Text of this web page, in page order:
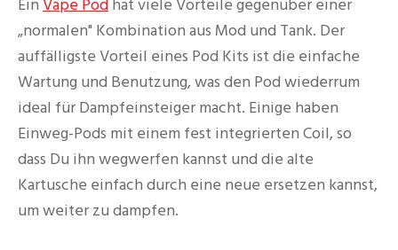
Ein Vape Pod hat viele Vorteile gegenüber einer
„normalen" Kombination aus Mod und Tank. Der
auffälligste Vorteil eines Pod Kits ist die einfache
Wartung und Benutzung, was den Pod wiederrum
ideal für Dampfeinsteiger macht. Einige haben
Einweg-Pods mit einem fest integrierten Coil, so
dass Du ihn wegwerfen kannst und die alte
Kartusche einfach durch eine neue ersetzen kannst,
um weiter zu dampfen.